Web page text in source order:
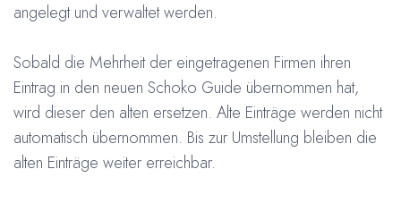
angelegt und verwaltet werden.
Sobald die Mehrheit der eingetragenen Firmen ihren
Eintrag in den neuen Schoko Guide übernommen hat,
wird dieser den alten ersetzen. Alte Einträge werden nicht
automatisch übernommen. Bis zur Umstellung bleiben die
alten Einträge weiter erreichbar.